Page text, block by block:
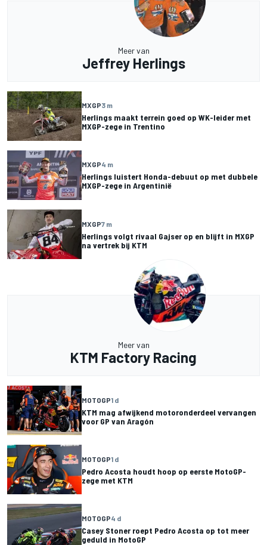
Meer van
Jeffrey Herlings
MXGP3 m
Herlings maakt terrein goed op WK-leider met
MXGP-zege in Trentino
MXGP4 m
Herlings luistert Honda-debuut op met dubbele
MXGP-zege in Argentinië
MXGP7 m
Herlings volgt rivaal Gajser op en blijft in MXGP
na vertrek bij KTM
Meer van
KTM Factory Racing
MOTOGP1 d
KTM mag afwijkend motoronderdeel vervangen
voor GP van Aragón
MOTOGP1 d
Pedro Acosta houdt hoop op eerste MotoGP-
zege met KTM
MOTOGP4 d
Casey Stoner roept Pedro Acosta op tot meer
geduld in MotoGP